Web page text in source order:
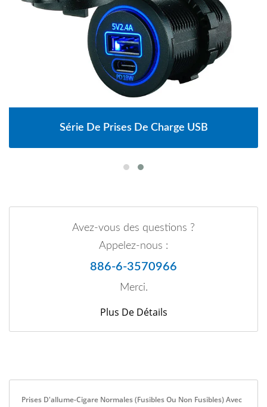
Série De Prises De Charge USB
Avez-vous des questions ?
Appelez-nous :
886-6-3570966
Merci.
Plus De Détails
Prises D'allume-Cigare Normales (fusibles Ou Non Fusibles) Avec